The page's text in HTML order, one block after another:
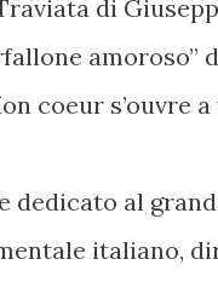
di
amoroso”
coeur s’ouvre
dedicato al
italiano,